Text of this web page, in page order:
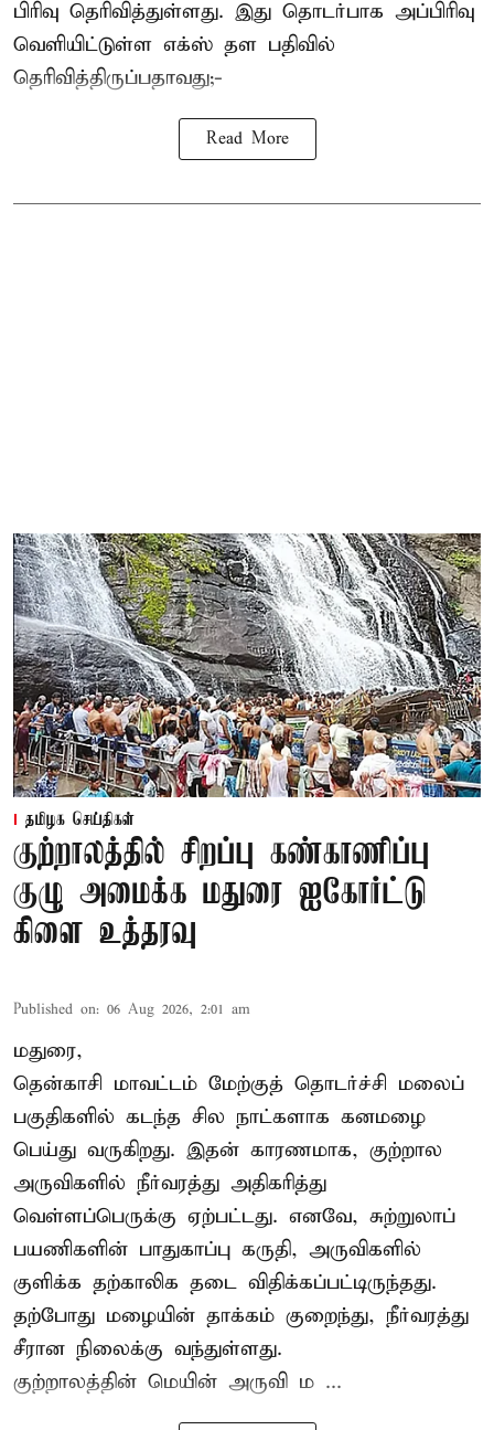
பிரிவு தெரிவித்துள்ளது. இது தொடர்பாக அப்பிரிவு
வெளியிட்டுள்ள எக்ஸ் தள பதிவில்
தெரிவித்திருப்பதாவது;-
Read More
தமிழக செய்திகள்
குற்றாலத்தில் சிறப்பு கண்காணிப்பு
குழு அமைக்க மதுரை ஐகோர்ட்டு
கிளை உத்தரவு
Published on: 06 Aug 2026, 2:01 am
மதுரை,
தென்காசி மாவட்டம் மேற்குத் தொடர்ச்சி மலைப்
பகுதிகளில் கடந்த சில நாட்களாக கனமழை
பெய்து வருகிறது. இதன் காரணமாக, குற்றால
அருவிகளில் நீர்வரத்து அதிகரித்து
வெள்ளப்பெருக்கு ஏற்பட்டது. எனவே, சுற்றுலாப்
பயணிகளின் பாதுகாப்பு கருதி, அருவிகளில்
குளிக்க தற்காலிக தடை விதிக்கப்பட்டிருந்தது.
தற்போது மழையின் தாக்கம் குறைந்து, நீர்வரத்து
சீரான நிலைக்கு வந்துள்ளது.
குற்றாலத்தின் மெயின் அருவி ம ...